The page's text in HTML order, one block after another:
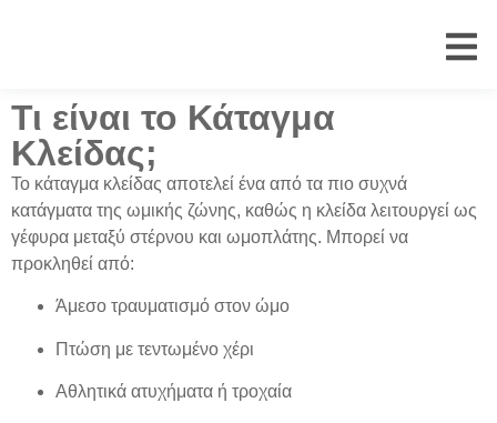
Τι είναι το Κάταγμα
Κλείδας;
Το κάταγμα κλείδας αποτελεί ένα από τα πιο συχνά
κατάγματα της ωμικής ζώνης, καθώς η κλείδα λειτουργεί ως
γέφυρα μεταξύ στέρνου και ωμοπλάτης. Μπορεί να
προκληθεί από:
Άμεσο τραυματισμό στον ώμο
Πτώση με τεντωμένο χέρι
Αθλητικά ατυχήματα ή τροχαία